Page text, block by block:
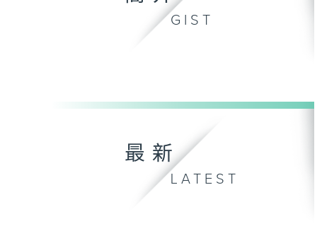
GIST
最新
LATEST